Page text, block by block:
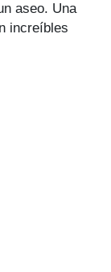
aseo. Una
increíbles